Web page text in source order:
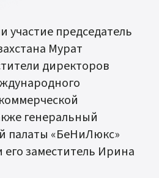
участие председатель
Мурат
директоров
генеральный
палаты «БеНиЛюкс»
заместитель Ирина